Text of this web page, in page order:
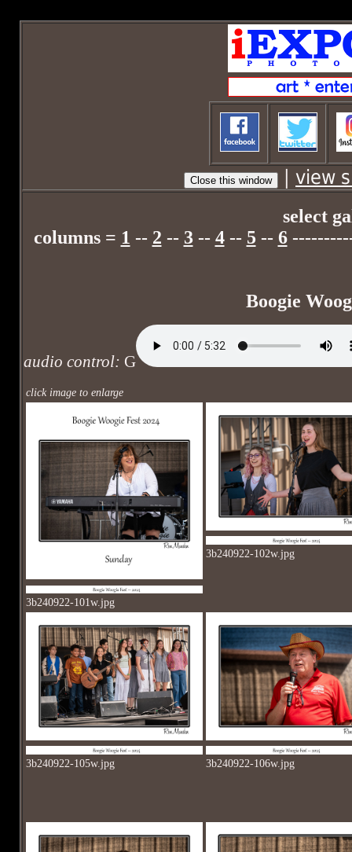
view
select
columns = 1 -- 2 -- 3-- 4-- 5 -- 6
Boogie
audio control: G
click image to enlarge
3b240922-101w.jpg
3b240922-102w.jpg
3b240922-105w.jpg 3b240922-106w.jpg